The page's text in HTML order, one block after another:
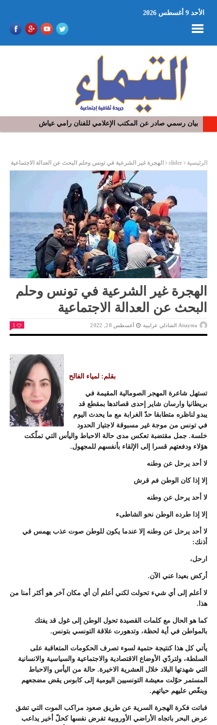
الأحد 9 أغسطس 2026
بيان رسمي صادر عن المكتب الإعلامي للفنان رامي عياش
في افتتاح مهرجان بومخلوف الدولي: رؤوف ماهر يتالق و يشد الجمهور
الرئيسية slider الهجرة غير الشرعية في تونس وحلم البحث عن العدالة الاجتماعية
الهجرة غير الشرعية في تونس وحلم
البحث عن العدالة الاجتماعية
Attayma الشاذلي عرايبية أغسطس 28, 2022 1
بقلم: لمياء الفالح
تستهل شاعرة المهجر الصومالية المقيمة في
بريطانيا وارسان شاير إحدى قصائدها بمقطع قد
يبدو لناظره متطابقا حدّ الغرابة مع ما يحدث اليوم
في تونس من موجة غير مسبوقة لاجتياز الحدود
خلسة. جمل مقتضبة تعكس مدى حالة الاحباط واليأس التي تملّكت
هؤلاء ودفعتهم قسرا إلى الإلقاء بأنفسهم للمجهول.
لا أحد يرحل عن وطنه
إلا إذا كان الوطن فم قرش
لا أحد يرحل عن وطنه
إلا إذا طرده الوطن نحو الشاطىء
لا أحد يرحل عن وطنه إلا عندما يكون للوطن صوت عذب يهمس في
أذنك:
ارحل،
أركض بعيدا عني الآن.
لا أعلم إلى أي شيء تحولت لكني أعلم أن أي مكان آخر هو أكثر أمنا من
هذا.
كما هو الحال مع كلمات القصيدة تحول الوطن إلى غول قد يفتك
بالمواطن في أية لحظة، وتدهورت علاقة التونسي بتونس.
يأتي كل هذا كنتيجة حتمية لسوء تصرف الحكومات المتعاقبة على
السلطة، ولتردّي الأوضاع الاقتصادية والاجتماعية والسياسية والانسانية
التي شهدتها البلاد خلال العشرية الاخيرة. حالة من اليأس والاحباط
المستمر حوّلت معيشة التونسيين اليومية إلى كابوس يقض مضجعهم
وينغّص عليهم حياتهم.
فباتت فكرة الهجرة السرية عن طريق صعود مراكب الموت التي تشق
عرض البحر باتجاه الأراضي الأوروبية تفرض نفسها كحلّ أخير يداعب